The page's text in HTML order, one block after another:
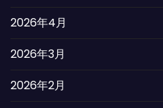
2026年4月
2026年3月
2026年2月